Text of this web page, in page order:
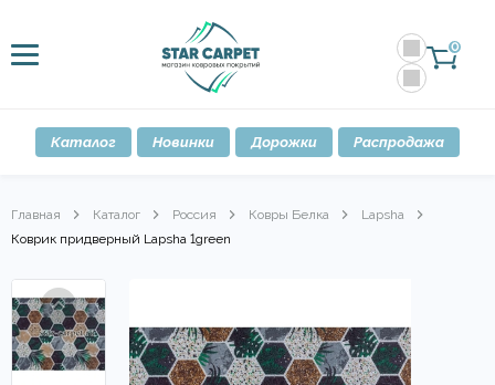
0
Каталог Новинки Дорожки Распродажа
Главная Каталог Россия Ковры Белка
Lapsha
Коврик придверный Lapsha 1green